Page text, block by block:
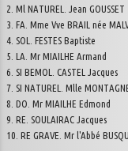
2. Ml NATUREL. Jean GOUSSET
3. FA. Mme Vve BRAIL née
4. SOL. FESTES Baptiste
5. LA. Mr MIAILHE Armand
6. SI BEMOL. CASTEL Jacques
7. SI NATUREL. Mlle
8. DO. Mr MIAILHE Edmond
9. RE. SOULAIRAC Jacques
10. RE GRAVE. Mr l'Abbé